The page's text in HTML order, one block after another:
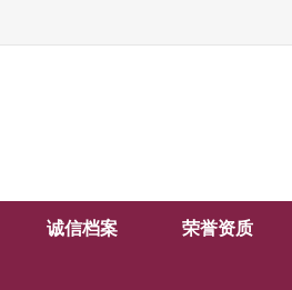
诚信档案 荣誉资质